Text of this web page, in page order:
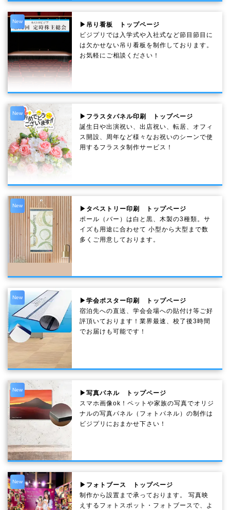
New
▶吊り看板 トップページ
ビジプリでは入学式や入社式など節目節目に
は欠かせない吊り看板を制作しております。
お気軽にご相談ください！
New
▶フラスタパネル印刷 トップページ
誕生日や出演祝い、出店祝い、転居、オフィ
ス開設、周年など様々なお祝いのシーンで使
用するフラスタ制作サービス！
New
▶タペストリー印刷 トップページ
ポール（バー）は白と黒、木製の3種類。サ
イズも用途に合わせて 小型から大型まで数
多くご用意しております。
New
▶学会ポスター印刷 トップページ
宿泊先への直送、学会会場への貼付け等ご好
評頂いております！業界最速、校了後3時間
でお届けも可能です！
New
▶写真パネル トップページ
スマホ画像ok！ペットや家族の写真でオリジ
ナルの写真パネル（フォトパネル）の制作は
ビジプリにおまかせ下さい！
New
▶フォトブース トップページ
制作から設置まで承っております。 写真映
えするフォトスポット・フォトブースで、よ